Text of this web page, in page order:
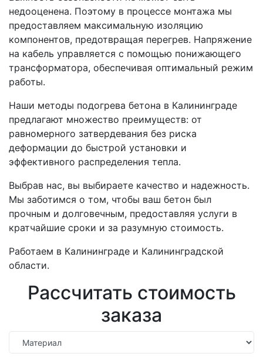
недооценена. Поэтому в процессе монтажа мы
предоставляем максимальную изоляцию
компонентов, предотвращая перегрев. Напряжение
на кабель управляется с помощью понижающего
трансформатора, обеспечивая оптимальный режим
работы.
Наши методы подогрева бетона в Калининграде
предлагают множество преимуществ: от
равномерного затвердевания без риска
деформации до быстрой установки и
эффективного распределения тепла.
Выбрав нас, вы выбираете качество и надежность.
Мы заботимся о том, чтобы ваш бетон был
прочным и долговечным, предоставляя услуги в
кратчайшие сроки и за разумную стоимость.
Работаем в Калининграде и Калининградской
области.
Рассчитать стоимость
заказа